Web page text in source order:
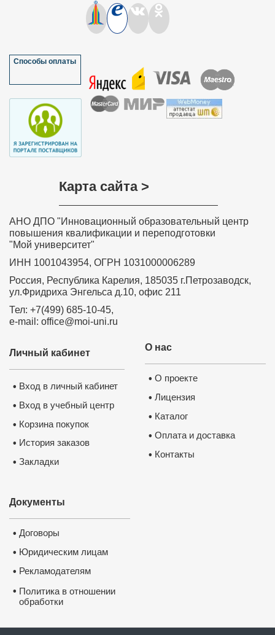
Способы оплаты
Карта сайта >
АНО ДПО "Инновационный образовательный центр
повышения квалификации и переподготовки
"Мой университет"
ИНН 1001043954, ОГРН 1031000006289
Россия, Республика Карелия, 185035 г.Петрозаводск,
ул.Фридриха Энгельса д.10, офис 211
Тел: +7(499) 685-10-45,
e-mail: office@moi-uni.ru
О нас
• О проекте
• Лицензия
• Каталог
• Оплата и доставка
• Контакты
Личный кабинет
• Вход в личный кабинет
• Вход в учебный центр
• Корзина покупок
• История заказов
• Закладки
Документы
• Договоры
• Юридическим лицам
• Рекламодателям
• Политика в отношении
обработки